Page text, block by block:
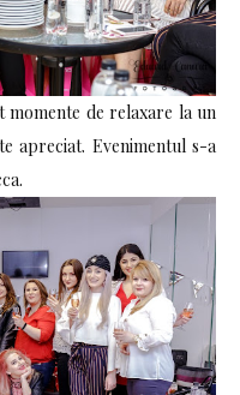
de relaxare la un
apreciat. Evenimentul s-a